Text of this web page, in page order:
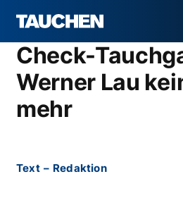
Check-
Werner Lau
mehr
Text – Redaktion